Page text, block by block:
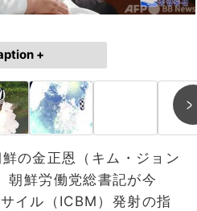
+
の金正恩（キム・ジョン
朝鮮労働党総書記が今
イル（ICBM）発射の指